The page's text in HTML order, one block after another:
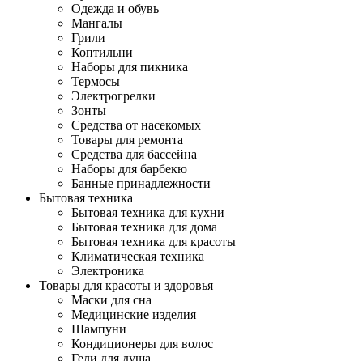
Одежда и обувь
Мангалы
Грили
Коптильни
Наборы для пикника
Термосы
Электрогрелки
Зонты
Средства от насекомых
Товары для ремонта
Средства для бассейна
Наборы для барбекю
Банные принадлежности
Бытовая техника
Бытовая техника для кухни
Бытовая техника для дома
Бытовая техника для красоты
Климатическая техника
Электроника
Товары для красоты и здоровья
Маски для сна
Медицинские изделия
Шампуни
Кондиционеры для волос
Гели для душа